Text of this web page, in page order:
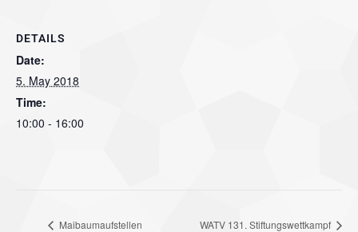
DETAILS
Date:
5. May 2018
Time:
10:00 - 16:00
Maibaumaufstellen WATV 131. Stiftungswettkampf